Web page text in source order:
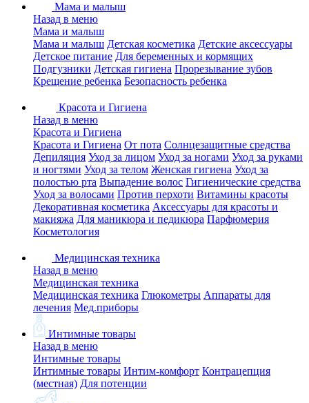
Мама и малыш
Назад в меню
Мама и малыш
Мама и малыш Детская косметика Детские аксессуары
Детское питание Для беременных и кормящих
Подгузники Детская гигиена Прорезывание зубов
Крещение ребенка Безопасность ребенка
Красота и Гигиена
Назад в меню
Красота и Гигиена
Красота и Гигиена От пота Солнцезащитные средства
Депиляция Уход за лицом Уход за ногами Уход за руками
и ногтями Уход за телом Женская гигиена Уход за
полостью рта Выпадение волос Гигиенические средства
Уход за волосами Против перхоти Витамины красоты
Декоративная косметика Аксессуары для красоты и
макияжа Для маникюра и педикюра Парфюмерия
Косметология
Медицинская техника
Назад в меню
Медицинская техника
Медицинская техника Глюкометры Аппараты для
лечения Мед.приборы
Интимные товары
Назад в меню
Интимные товары
Интимные товары Интим-комфорт Контрацепция
(местная) Для потенции